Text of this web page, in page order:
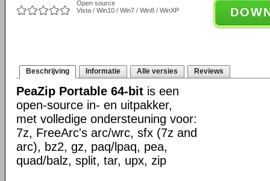
Open source
Vista / Win10 / Win7 / Win8 / WinXP
Beschrijving Informatie Alle versies Reviews
PeaZip Portable 64-bit is een
open-source in- en uitpakker,
met volledige ondersteuning voor:
7z, FreeArc's arc/wrc, sfx (7z and
arc), bz2, gz, paq/lpaq, pea,
quad/balz, split, tar, upx, zip